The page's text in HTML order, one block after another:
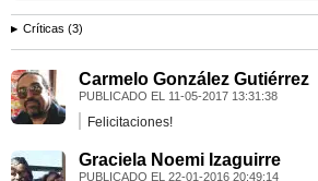
Críticas (3)
Carmelo González Gutiérrez
PUBLICADO EL 11-05-2017 13:31:38
Felicitaciones!
Graciela Noemi Izaguirre
PUBLICADO EL 22-01-2016 20:49:14